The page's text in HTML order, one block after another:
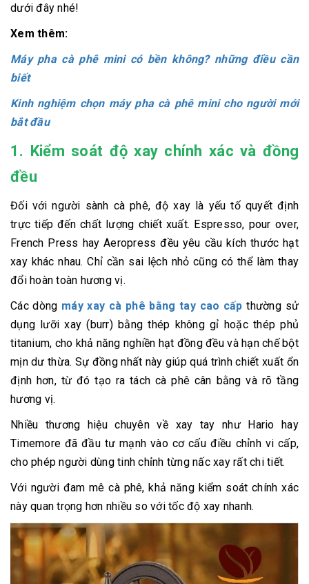
dưới đây nhé!
Xem thêm:
Máy pha cà phê mini có bền không? những điều cần
biết
Kinh nghiệm chọn máy pha cà phê mini cho người mới
bắt đầu
1. Kiểm soát độ xay chính xác và đồng
đều
Đối với người sành cà phê, độ xay là yếu tố quyết định
trực tiếp đến chất lượng chiết xuất. Espresso, pour over,
French Press hay Aeropress đều yêu cầu kích thước hạt
xay khác nhau. Chỉ cần sai lệch nhỏ cũng có thể làm thay
đổi hoàn toàn hương vị.
Các dòng máy xay cà phê bằng tay cao cấp thường sử
dụng lưỡi xay (burr) bằng thép không gỉ hoặc thép phủ
titanium, cho khả năng nghiền hạt đồng đều và hạn chế bột
mịn dư thừa. Sự đồng nhất này giúp quá trình chiết xuất ổn
định hơn, từ đó tạo ra tách cà phê cân bằng và rõ tầng
hương vị.
Nhiều thương hiệu chuyên về xay tay như Hario hay
Timemore đã đầu tư mạnh vào cơ cấu điều chỉnh vi cấp,
cho phép người dùng tinh chỉnh từng nấc xay rất chi tiết.
Với người đam mê cà phê, khả năng kiểm soát chính xác
này quan trọng hơn nhiều so với tốc độ xay nhanh.